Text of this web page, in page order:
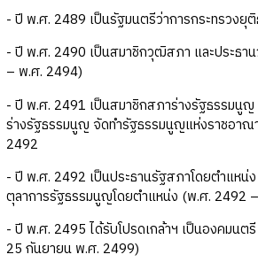
- ปี พ.ศ. 2489 เป็นรัฐมนตรีว่าการกระทรวงยุ
- ปี พ.ศ. 2490 เป็นสมาชิกวุฒิสภา และประธ
– พ.ศ. 2494)
- ปี พ.ศ. 2491 เป็นสมาชิกสภาร่างรัฐธรรมนูญ
ร่างรัฐธรรมนูญ จัดทำรัฐธรรมนูญแห่งราชอาณ
2492
- ปี พ.ศ. 2492 เป็นประธานรัฐสภาโดยตำแหน่ง
ตุลาการรัฐธรรมนูญโดยตำแหน่ง (พ.ศ. 2492
- ปี พ.ศ. 2495 ได้รับโปรดเกล้าฯ เป็นองคมนต
25 กันยายน พ.ศ. 2499)